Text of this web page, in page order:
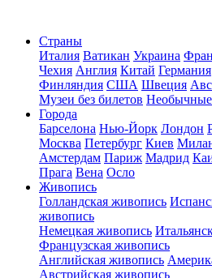
Страны
Италия Ватикан Украина
Чехия Англия Китай Германия
Финляндия США Швеция
Музеи без билетов Необычные
Города
Барселона Нью-Йорк Лондон
Москва Петербург Киев
Амстердам Париж Мадрид
Прага Вена Осло
Живопись
Голландская живопись
живопись
Немецкая живопись
Французская живопись
Английская живопись
Австрийская живопись